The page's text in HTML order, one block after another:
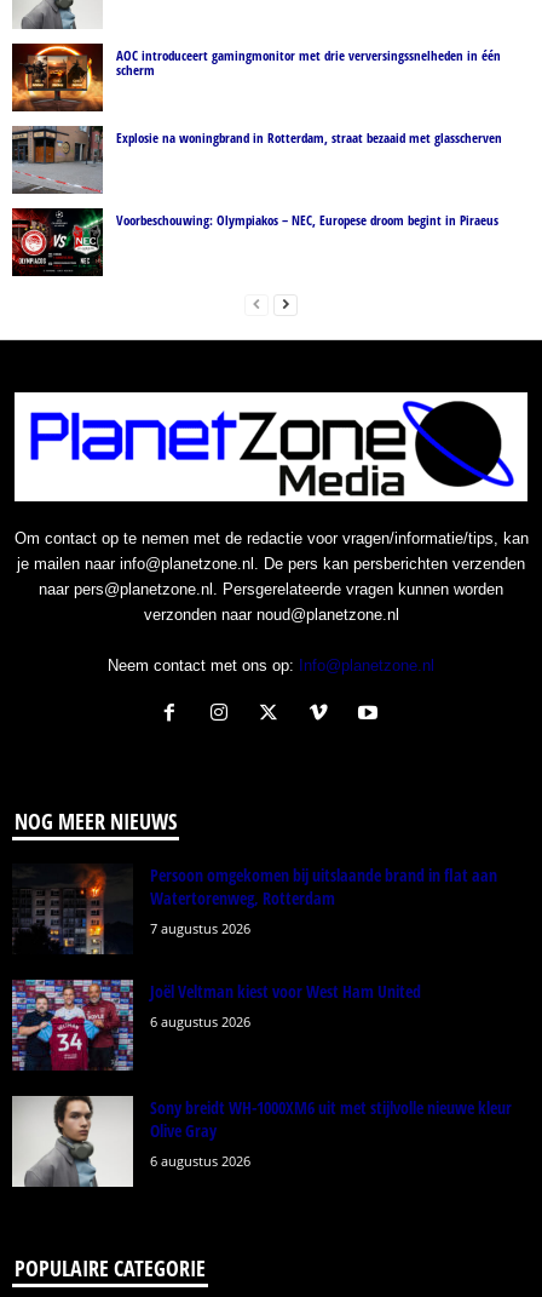
AOC introduceert gamingmonitor met drie verversingssnelheden in één
scherm
Explosie na woningbrand in Rotterdam, straat bezaaid met glasscherven
Voorbeschouwing: Olympiakos – NEC, Europese droom begint in Piraeus
Om contact op te nemen met de redactie voor vragen/informatie/tips, kan
je mailen naar info@planetzone.nl. De pers kan persberichten verzenden
naar pers@planetzone.nl. Persgerelateerde vragen kunnen worden
verzonden naar noud@planetzone.nl
Neem contact met ons op: Info@planetzone.nl
NOG MEER NIEUWS
Persoon omgekomen bij uitslaande brand in flat aan
Watertorenweg, Rotterdam
7 augustus 2026
Joël Veltman kiest voor West Ham United
6 augustus 2026
Sony breidt WH-1000XM6 uit met stijlvolle nieuwe kleur
Olive Gray
6 augustus 2026
POPULAIRE CATEGORIE